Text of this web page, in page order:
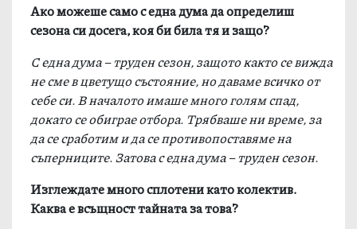
Ако можеше само с една дума да определиш
сезона си досега, коя би била тя и защо?
С една дума – труден сезон, защото както се вижда
не сме в цветущо състояние, но даваме всичко от
себе си. В началото имаше много голям спад,
докато се обиграе отбора. Трябваше ни време, за
да се сработим и да се противопоставяме на
съперниците. Затова с една дума – труден сезон.
Изглеждате много сплотени като колектив.
Каква е всъщност тайната за това?